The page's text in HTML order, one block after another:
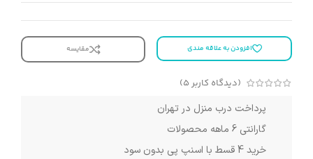
افزودن به علاقه مندی مقایسه
(دیدگاه کاربر 5
)
پرداخت درب منزل در تهران
گارانتی 6 ماهه محصولات
خرید 4 قسط با اسنپ پی بدون سود